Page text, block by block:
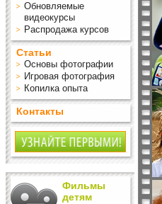
Обновляемые
видеокурсы
Распродажа курсов
Статьи
Основы фотографии
Игровая фотография
Копилка опыта
Контакты
Фильмы
детям